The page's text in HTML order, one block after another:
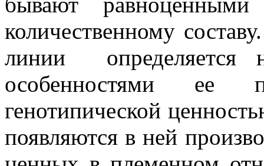
количественному
линии определяется
особенностями ее
генотипической
появляются в ней